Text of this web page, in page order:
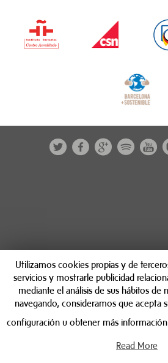
Utilizamos cookies propias y de
servicios y mostrarle publicidad
mediante el análisis de sus hábitos de
navegando, consideramos que acepta
configuración u obtener más información.
Read More